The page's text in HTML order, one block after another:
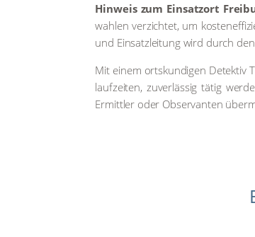
Hin­weis zum Ein­satz­ort
wah­len ver­zich­tet, um
und Ein­satz­lei­tung wird durch
Mit einem orts­kun­di­gen Detek­tiv
lauf­zei­ten, zuver­läs­sig tätig
Ermitt­ler oder Obser­van­ten